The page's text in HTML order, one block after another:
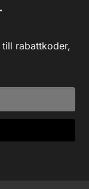
rabattkoder,